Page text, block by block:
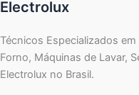
Electrolux
Técnicos Especializados
Forno, Máquinas de Lavar,
Electrolux no Brasil.